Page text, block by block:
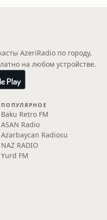
AzeriRadio по городу,
на любом устройстве.
ПОПУЛЯРНОЕ
Baku Retro FM
ASAN Radio
Azərbaycan Radiosu
NAZ RADIO
Yurd FM